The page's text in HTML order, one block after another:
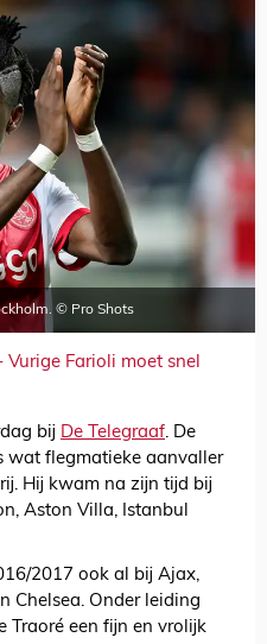
© Pro Shots
Farioli moet snel
bij De Telegraaf. De
wat flegmatieke aanvaller
Hij kwam na zijn tijd bij
Aston Villa, Istanbul
2017 ook al bij Ajax,
Chelsea. Onder leiding
Traoré een fijn en vrolijk